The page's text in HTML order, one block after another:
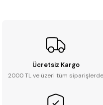
Ücretsiz Kargo
2000 TL ve üzeri tüm siparişlerde